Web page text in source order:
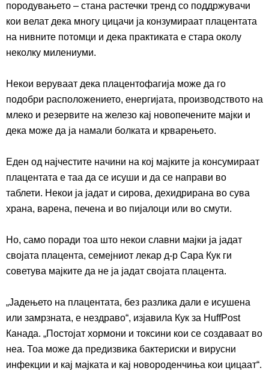
породувањето – стана растечки тренд со поддржувачи
кои велат дека многу цицачи ја конзумираат плацентата
на нивните потомци и дека практиката е стара околу
неколку милениуми.
Некои веруваат дека плацентофагија може да го
подобри расположението, енергијата, производството на
млеко и резервите на железо кај новопечените мајки и
дека може да ја намали болката и крварењето.
Еден од најчестите начини на кој мајките ја консумираат
плацентата е таа да се исуши и да се направи во
таблети. Некои ја јадат и сирова, дехидрирана во сува
храна, варена, печена и во пијалоци или во смути.
Но, само поради тоа што некои славни мајки ја јадат
својата плацента, семејниот лекар д-р Сара Кук ги
советува мајките да не ја јадат својата плацента.
„Јадењето на плацентата, без разлика дали е исушена
или замрзната, е нездраво“, изјавила Кук за HuffPost
Канада. „Постојат хормони и токсини кои се создаваат во
неа. Тоа може да предизвика бактериски и вирусни
инфекции и кај мајката и кај новороденчиња кои цицаат“.